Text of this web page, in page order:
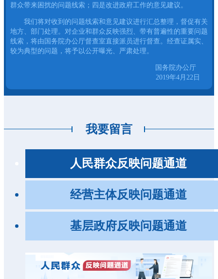
群众带来困扰的问题线索；四是改进政府工作的意见建议。
我们将对收到的问题线索和意见建议进行汇总整理，督促有关
地方、部门处理。对企业和群众反映强烈、带有普遍性的重要问题
线索，将由国务院办公厅督查室直接派员进行督查。经查证属实、
较为典型的问题，将予以公开曝光、严肃处理。
国务院办公厅
2019年4月22日
我要留言
人民群众反映问题通道
经营主体反映问题通道
基层政府反映问题通道